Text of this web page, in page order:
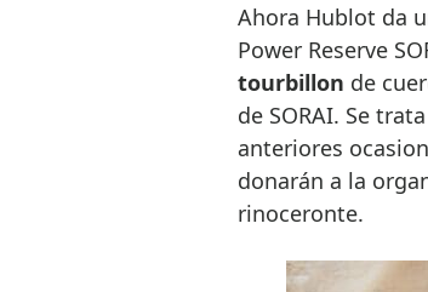
Ahora Hublot da
Power Reserve
tourbillon de
de SORAI. Se
anteriores
donarán a la
rinoceronte.